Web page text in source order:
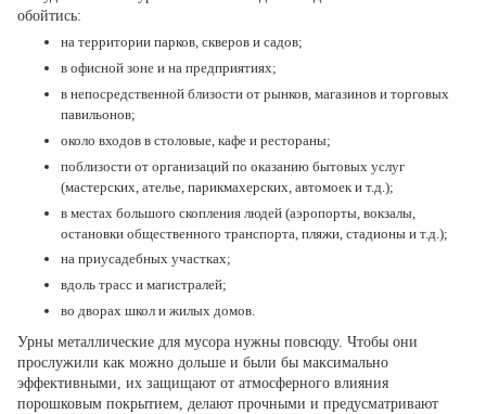
обойтись:
на территории парков, скверов и садов;
в офисной зоне и на предприятиях;
в непосредственной близости от рынков, магазинов и торговых
павильонов;
около входов в столовые, кафе и рестораны;
поблизости от организаций по оказанию бытовых услуг
(мастерских, ателье, парикмахерских, автомоек и т.д.);
в местах большого скопления людей (аэропорты, вокзалы,
остановки общественного транспорта, пляжи, стадионы и т.д.);
на приусадебных участках;
вдоль трасс и магистралей;
во дворах школ и жилых домов.
Урны металлические для мусора нужны повсюду. Чтобы они
прослужили как можно дольше и были бы максимально
эффективными, их защищают от атмосферного влияния
порошковым покрытием, делают прочными и предусматривают